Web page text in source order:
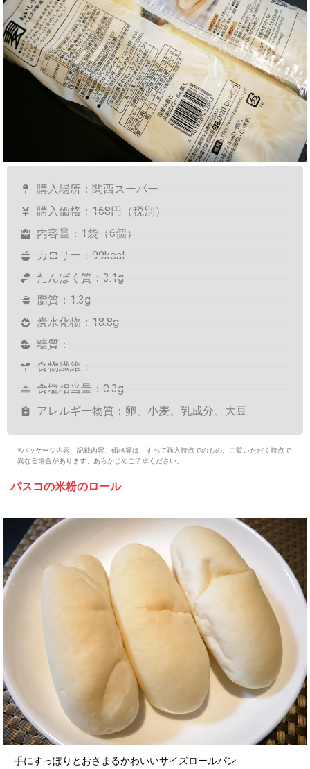
購入場所：関西スーパー
購入価格：168円（税別）
内容量：1袋（6個）
カロリー：99kcal
たんぱく質：3.1g
脂質：1.3g
炭水化物：18.8g
糖質：-
食物繊維：-
食塩相当量：0.3g
アレルギー物質：卵、小麦、乳成分、大豆
※パッケージ内容、記載内容、価格等は、すべて購入時点でのもの。ご覧いただく時点で
異なる場合があります、あらかじめご了承ください。
パスコの米粉のロール
手にすっぽりとおさまるかわいいサイズロールパン